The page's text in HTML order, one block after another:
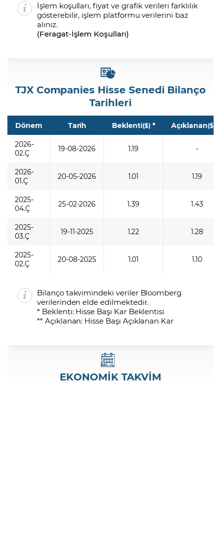
İşlem koşulları, fiyat ve grafik verileri farklılık
gösterebilir, işlem platformu verilerini baz
alınız.
(Feragat-İşlem Koşulları)
TJX Companies Hisse Senedi Bilanço
Tarihleri
Dönem Tarih Beklenti($)* Açıklanan($)
2026-
02.Ç
19-08-2026 1.19 -
2026-
01.Ç
20-05-2026 1.01 1.19
2025-
04.Ç
25-02-2026 1.39 1.43
2025-
03.Ç
19-11-2025 1.22 1.28
2025-
02.Ç
20-08-2025 1.01 1.10
Bilanço takvimindeki veriler Bloomberg
verilerinden elde edilmektedir.
* Beklenti: Hisse Başı Kar Beklentisi
** Açıklanan: Hisse Başı Açıklanan Kar
EKONOMİK TAKVİM